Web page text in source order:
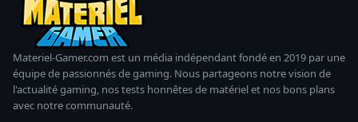
Materiel-Gamer.com est un média indépendant fondé en 2019 par une
équipe de passionnés de gaming. Nous partageons notre vision de
l'actualité gaming, nos tests honnêtes de matériel et nos bons plans
avec notre communauté.